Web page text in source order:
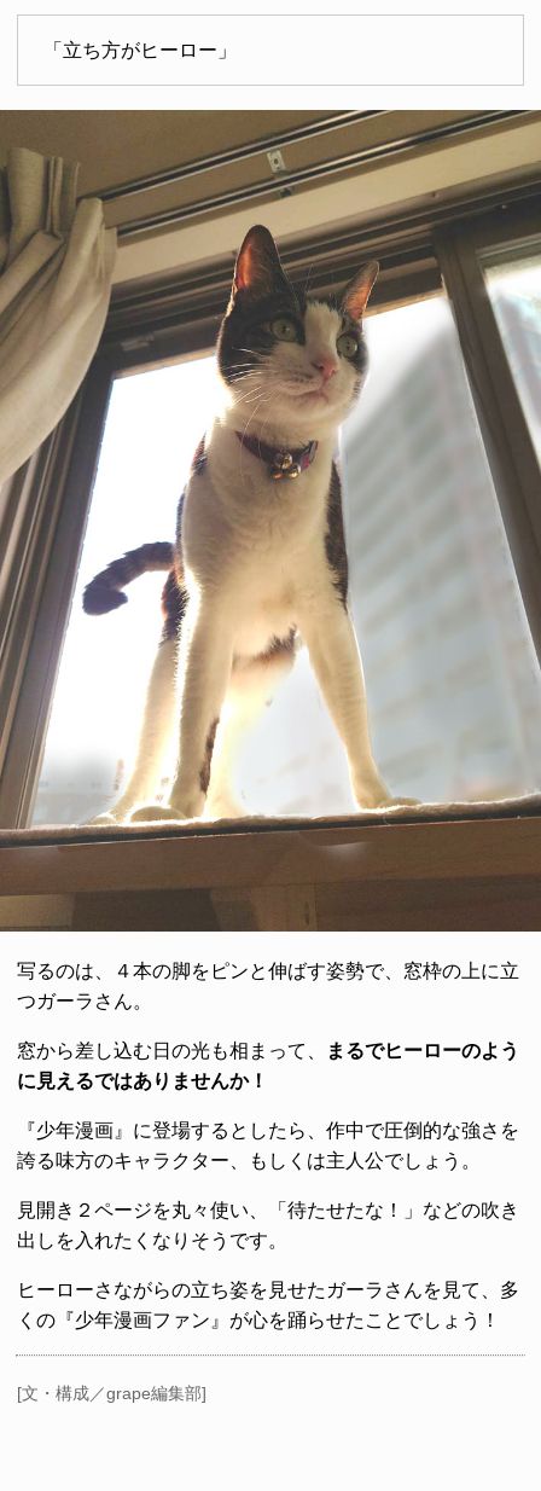
「立ち方がヒーロー」
写るのは、４本の脚をピンと伸ばす姿勢で、窓枠の上に立
つガーラさん。
窓から差し込む日の光も相まって、
まるでヒーローのよう
に見えるではありませんか！
『少年漫画』に登場するとしたら、作中で圧倒的な強さを
誇る味方のキャラクター、もしくは主人公でしょう。
見開き２ページを丸々使い、「待たせたな！」などの吹き
出しを入れたくなりそうです。
ヒーローさながらの立ち姿を見せたガーラさんを見て、多
くの『少年漫画ファン』が心を踊らせたことでしょう！
[文・構成／grape編集部]